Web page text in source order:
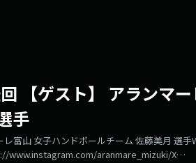
【ゲスト】 アランマ
手
富山 女子ハンドボールチーム 佐藤美月 選手
aranmare_mizuki/X